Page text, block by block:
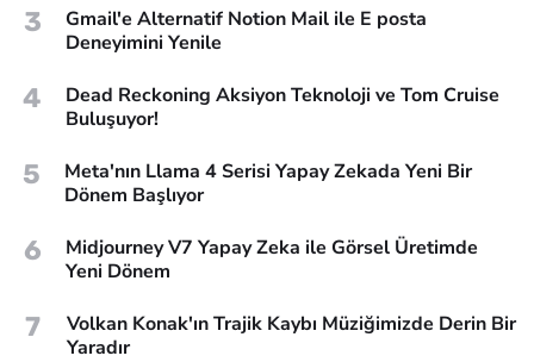
3
Gmail'e Alternatif Notion Mail ile E posta
Deneyimini Yenile
4
Dead Reckoning Aksiyon Teknoloji ve Tom Cruise
Buluşuyor!
5
Meta'nın Llama 4 Serisi Yapay Zekada Yeni Bir
Dönem Başlıyor
6
Midjourney V7 Yapay Zeka ile Görsel Üretimde
Yeni Dönem
7
Volkan Konak'ın Trajik Kaybı Müziğimizde Derin Bir
Yaradır